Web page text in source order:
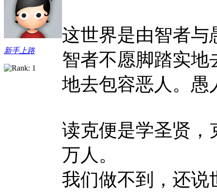
新手上路
这世界是由智者与
智者不愿脚踏实地
地去包容恶人。愚
读克便是学圣贤，
万人。
我们做不到，还说